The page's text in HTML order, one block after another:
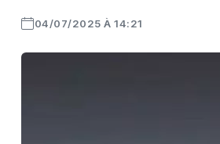
04/07/2025 À 14:21